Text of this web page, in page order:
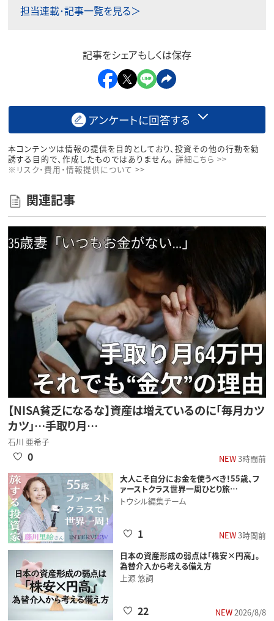
担当連載･記事一覧を見る＞
記事をシェアもしくは保存
アンケートに回答する
本コンテンツは情報の提供を目的としており、投資その他の行動を勧
誘する目的で、作成したものではありません。 詳細こちら >>
※リスク・費用・情報提供について >>
関連記事
【NISA貧乏になるな】資産は増えているのに「毎月カツ
カツ」…手取り月…
石川 亜希子
NEW3時間前
0
大人こそ自分にお金を使うべき！55歳、フ
ァーストクラス世界一周ひとり旅…
トウシル編集チーム
NEW3時間前
1
日本の資産形成の弱点は「株安×円高」。
為替介入から考える備え方
上源 悠詞
NEW2026/8/8
22